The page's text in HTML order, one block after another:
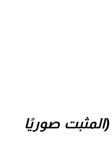
(المثبت صوريًا